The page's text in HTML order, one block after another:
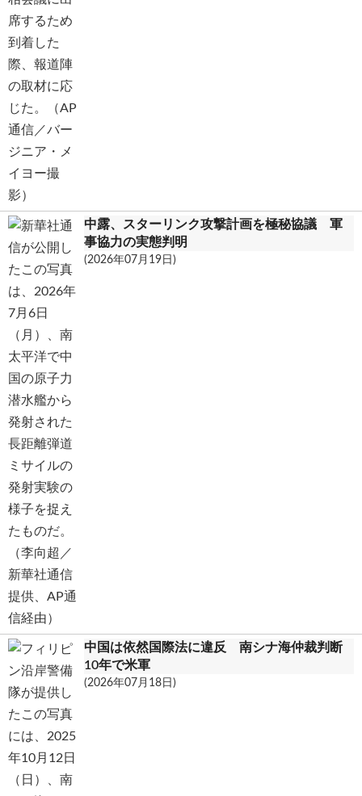
中露、スターリンク攻撃計画を極秘協議 軍
事協力の実態判明
(2026年07月19日)
中国は依然国際法に違反 南シナ海仲裁判断
10年で米軍
(2026年07月18日)